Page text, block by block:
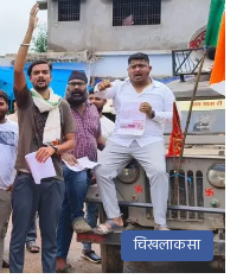
चिखलाकसा